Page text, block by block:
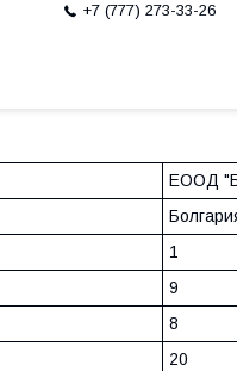
+7 (777) 273-33-26
ЕООД
1
9
8
20